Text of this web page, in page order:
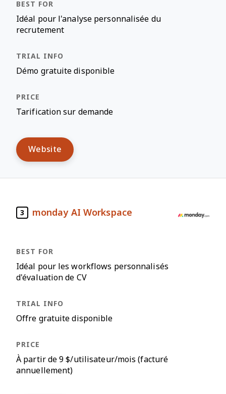
Idéal pour l'analyse personnalisée du
recrutement
Démo gratuite disponible
Tarification sur demande
Website
3 monday AI Workspace
Idéal pour les workflows personnalisés
d'évaluation de CV
Offre gratuite disponible
À partir de 9 $/utilisateur/mois (facturé
annuellement)